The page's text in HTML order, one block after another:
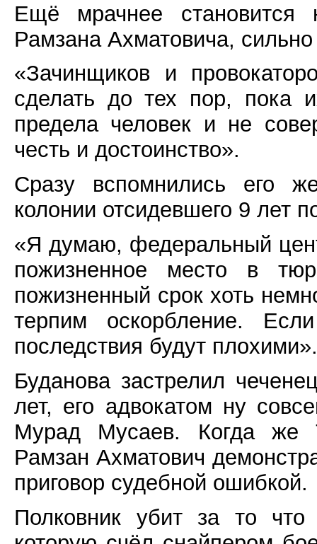
Ещё мрачнее
Рамзана Ахматовича,
«Зачинщиков и
сделать до тех пор, пока
предела человек и не
честь и достоинство».
Сразу вспомнились его
колонии отсидевшего 9 лет
«Я думаю, федеральный
пожизненное место в
пожизненный срок хоть
терпим оскорбление.
последствия будут плохими».
Буданова застрелил
лет, его адвокатом ну
Мурад Мусаев. Когда же
Рамзан Ахматович
приговор судебной ошибкой.
Полковник убит за то что